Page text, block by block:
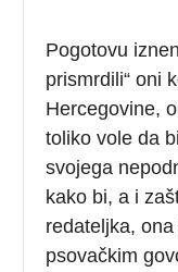
Pogotovu
prismrdili“ oni
Hercegovine,
toliko vole da
svojega
kako bi, a i
redateljka,
psovačkim